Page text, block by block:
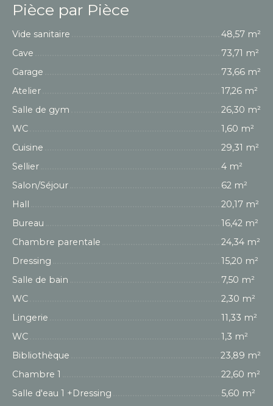
Pièce par Pièce
Vide sanitaire
48,57 m²
Cave
73,71 m²
Garage
73,66 m²
Atelier
17,26 m²
Salle de gym
26,30 m²
WC
1,60 m²
Cuisine
29,31 m²
Sellier
4 m²
Salon/Séjour
62 m²
Hall
20,17 m²
Bureau
16,42 m²
Chambre parentale
24,34 m²
Dressing
15,20 m²
Salle de bain
7,50 m²
WC
2,30 m²
Lingerie
11,33 m²
WC
1,3 m²
Bibliothèque
23,89 m²
Chambre 1
22,60 m²
Salle d'eau 1 +Dressing
5,60 m²